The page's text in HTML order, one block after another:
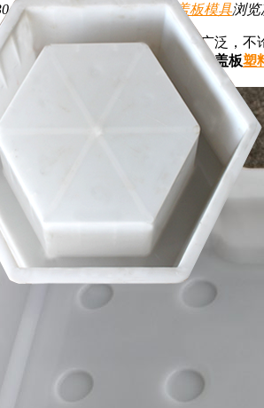
技术交流 新闻资讯 标签： 盖板模具浏览
大水泥基项目建设中应用极为广泛，
泥盖板就是出自于各种配套 水泥盖板塑